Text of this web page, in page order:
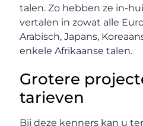
talen. Zo hebben ze in-
vertalen in zowat alle
Arabisch, Japans,
enkele Afrikaanse talen.
Grotere
tarieven
Bij deze kenners kan u